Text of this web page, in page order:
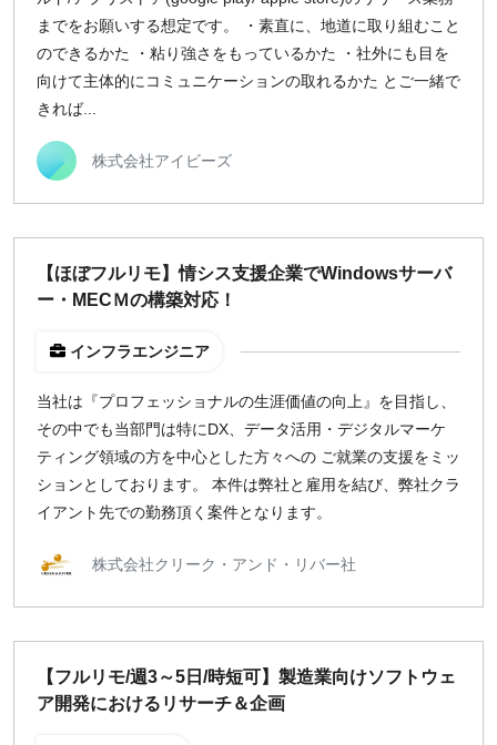
までをお願いする想定です。 ・素直に、地道に取り組むこと
のできるかた ・粘り強さをもっているかた ・社外にも目を
向けて主体的にコミュニケーションの取れるかた とご一緒で
きれば...
株式会社アイビーズ
【ほぼフルリモ】情シス支援企業でWindowsサーバ
ー・MECＭの構築対応！
インフラエンジニア
当社は『プロフェッショナルの生涯価値の向上』を目指し、
その中でも当部門は特にDX、データ活用・デジタルマーケ
ティング領域の方を中心とした方々への ご就業の支援をミッ
ションとしております。 本件は弊社と雇用を結び、弊社クラ
イアント先での勤務頂く案件となります。
株式会社クリーク・アンド・リバー社
【フルリモ/週3～5日/時短可】製造業向けソフトウェ
ア開発におけるリサーチ＆企画